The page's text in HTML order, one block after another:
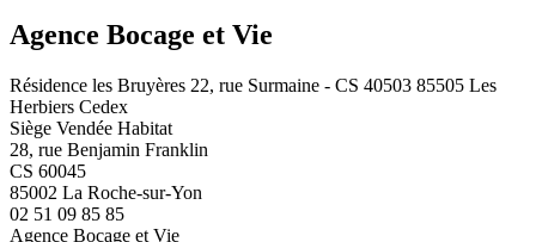
Agence Bocage et Vie
Résidence les Bruyères 22, rue Surmaine - CS 40503 85505 Les
Herbiers Cedex
Siège Vendée Habitat
28, rue Benjamin Franklin
CS 60045
85002 La Roche-sur-Yon
02 51 09 85 85
Agence Bocage et Vie